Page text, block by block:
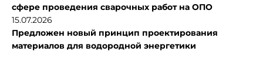
сфере проведения сварочных работ на ОПО
15.07.2026
Предложен новый принцип проектирования
материалов для водородной энергетики